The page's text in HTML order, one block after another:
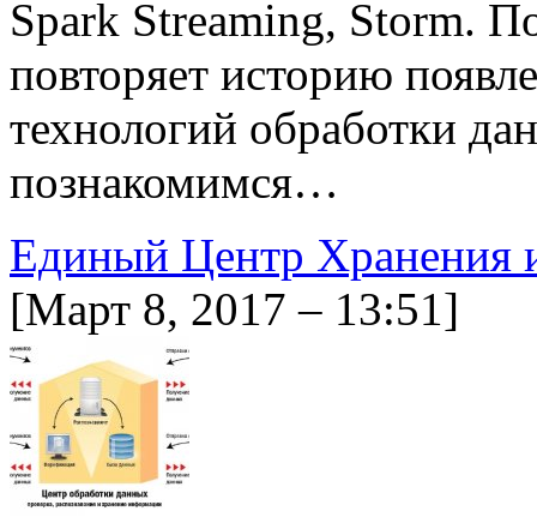
Spark Streaming, Storm.
повторяет историю
технологий обработки
познакомимся…
Единый Центр Хранения
[Март 8, 2017 – 13:51]